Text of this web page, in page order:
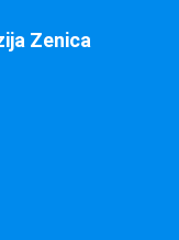
Zenica